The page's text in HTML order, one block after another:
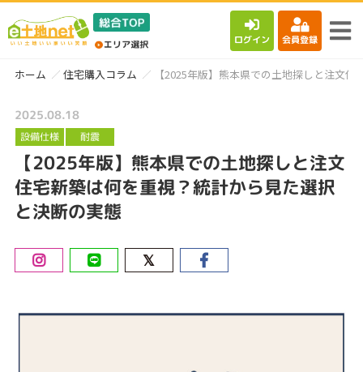
ログイン 会員登録
ホーム 住宅購入コラム 【2025年版】熊本県での土地探しと注文
2025.08.18
設備仕様 耐震
【2025年版】熊本県での土地探しと注文
住宅新築は何を重視？統計から見た選択
と決断の実態